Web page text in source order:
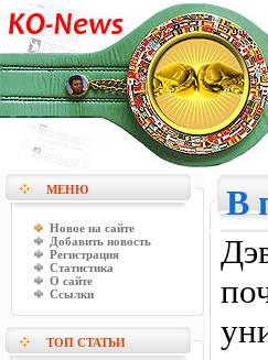
МЕНЮ
Новое на сайте
Добавить новость
Регистрация
Статистика
О сайте
Ссылки
ТОП СТАТЬИ
В